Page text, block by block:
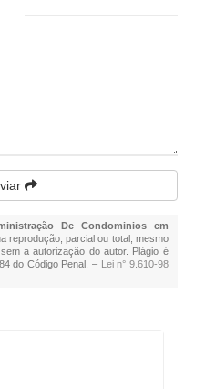
De Condominios em
reprodução, parcial ou total, mesmo
a autorização do autor. Plágio é
do Código Penal. – Lei n° 9.610-98